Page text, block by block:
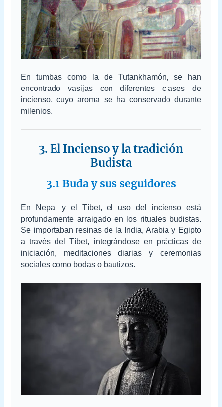
En tumbas como la de Tutankhamón, se han
encontrado vasijas con diferentes clases de
incienso, cuyo aroma se ha conservado durante
milenios.
3. El Incienso y la tradición
Budista
3.1 Buda y sus seguidores
En Nepal y el Tíbet, el uso del incienso está
profundamente arraigado en los rituales budistas.
Se importaban resinas de la India, Arabia y Egipto
a través del Tíbet, integrándose en prácticas de
iniciación, meditaciones diarias y ceremonias
sociales como bodas o bautizos.